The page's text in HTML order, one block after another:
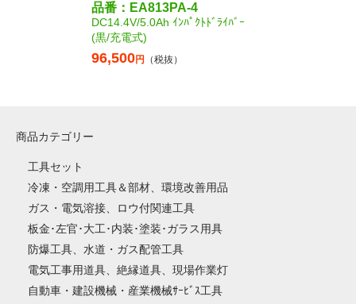
品番：EA813PA-4
DC14.4V/5.0Ah ｲﾝﾊﾟｸﾄﾄﾞﾗｲﾊﾞｰ
(黒/充電式)
96,500円 （税抜）
商品カテゴリー
工具セット
冷凍・空調用工具＆部材、環境改善用品
ガス・電気溶接、ロウ付関連工具
板金･左官･大工･内装･塗装･ガラス用具
防爆工具、水道・ガス配管工具
電気工事用道具、絶縁道具、現場作業灯
自動車・建設機械・産業機械ｻｰﾋﾞｽ工具